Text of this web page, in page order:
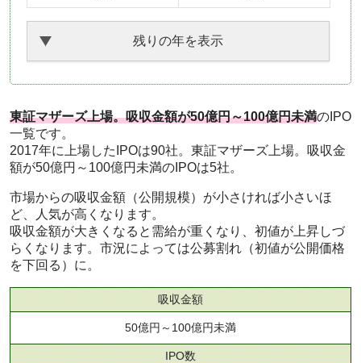
残りの年を表示
東証マザーズ上場。吸収金額が50億円～100億円未満のIPO
一覧です。
2017年に上場したIPOは90社。東証マザーズ上場。吸収金
額が50億円～100億円未満のIPOは5社。
市場からの吸収金額（公開規模）が小さければ小さいほ
ど、人気が高くなります。
吸収金額が大きくなると需給が重くなり、初値が上昇しづ
らくなります。市況によっては公募割れ（初値が公開価格
を下回る）に。
吸収金額
50億円～100億円未満
IPO数